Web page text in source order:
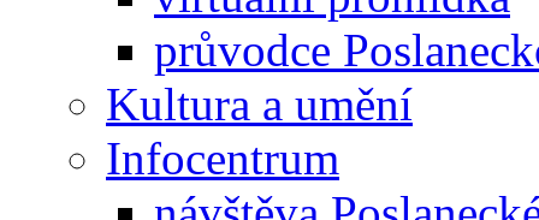
průvodce
Kultura a umění
Infocentrum